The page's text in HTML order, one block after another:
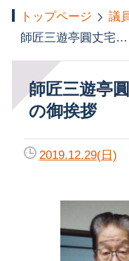
トップページ 議
師匠三遊亭圓丈宅に年末の御挨拶
師匠三遊亭圓丈宅に年末
の御挨拶
2019.12.29(日)